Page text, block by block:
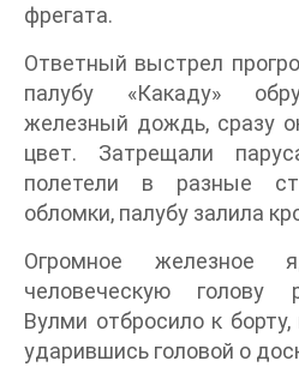
фрегата.
Ответный выстрел
палубу «Какаду»
железный дождь, сразу
цвет. Затрещали
полетели в разные
обломки, палубу залила
Огромное железное
человеческую голову
Вулми отбросило к
ударившись головой о